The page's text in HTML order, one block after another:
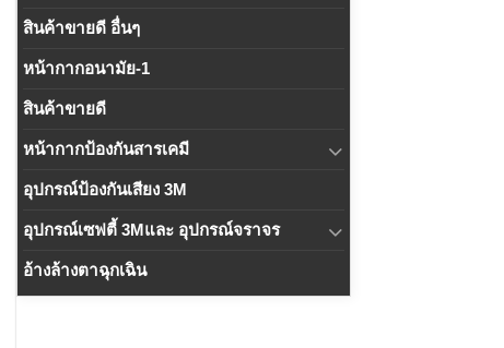
สินค้าขายดี อื่นๆ
หน้ากากอนามัย-1
สินค้าขายดี
หน้ากากป้องกันสารเคมี
อุปกรณ์ป้องกันเสียง 3M
อุปกรณ์เซฟตี้ 3Mและ อุปกรณ์จราจร
อ้างล้างตาฉุกเฉิน